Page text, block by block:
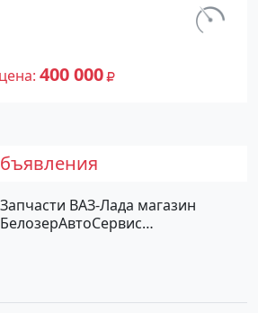
Серебристый Седан по
объявление
Авторынок23
км.
цена 400 000
Запчасти ВАЗ-Лада магазин
БелозерАвтоСервис